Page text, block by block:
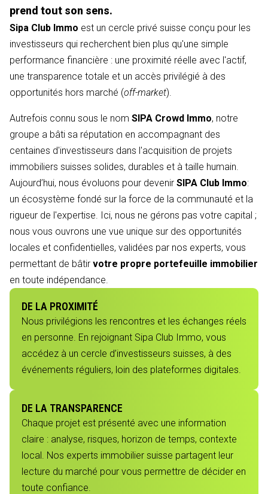
prend tout son sens.
Sipa Club Immo est un cercle privé suisse conçu pour les
investisseurs qui recherchent bien plus qu'une simple
performance financière : une proximité réelle avec l'actif,
une transparence totale et un accès privilégié à des
opportunités hors marché (off-market).
Autrefois connu sous le nom SIPA Crowd Immo, notre
groupe a bâti sa réputation en accompagnant des
centaines d'investisseurs dans l'acquisition de projets
immobiliers suisses solides, durables et à taille humain.
Aujourd’hui, nous évoluons pour devenir SIPA Club Immo:
un écosystème fondé sur la force de la communauté et la
rigueur de l'expertise. Ici, nous ne gérons pas votre capital ;
nous vous ouvrons une vue unique sur des opportunités
locales et confidentielles, validées par nos experts, vous
permettant de bâtir votre propre portefeuille immobilier
en toute indépendance.
DE LA PROXIMITÉ
Nous privilégions les rencontres et les échanges réels
en personne. En rejoignant Sipa Club Immo, vous
accédez à un cercle d’investisseurs suisses, à des
événements réguliers, loin des plateformes digitales.
DE LA TRANSPARENCE
Chaque projet est présenté avec une information
claire : analyse, risques, horizon de temps, contexte
local. Nos experts immobilier suisse partagent leur
lecture du marché pour vous permettre de décider en
toute confiance.